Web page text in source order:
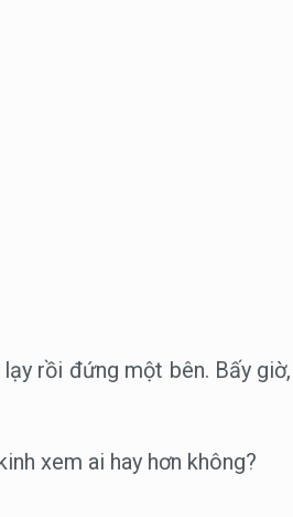
rồi đứng một bên. Bấy giờ,
xem ai hay hơn không?